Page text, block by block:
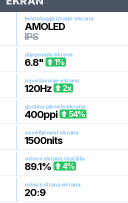
tehnologija izrade ekrana
AMOLED
IPS
dijagonala ekrana
6.8" 1%
osvežavanje ekrana
120Hz 2x
gustina piksela ekrana
400ppi 54%
osvetljenost ekrana
1500nits
odnos ekrana i kućišta
89.1% 4%
odnos strana ekrana
20:9